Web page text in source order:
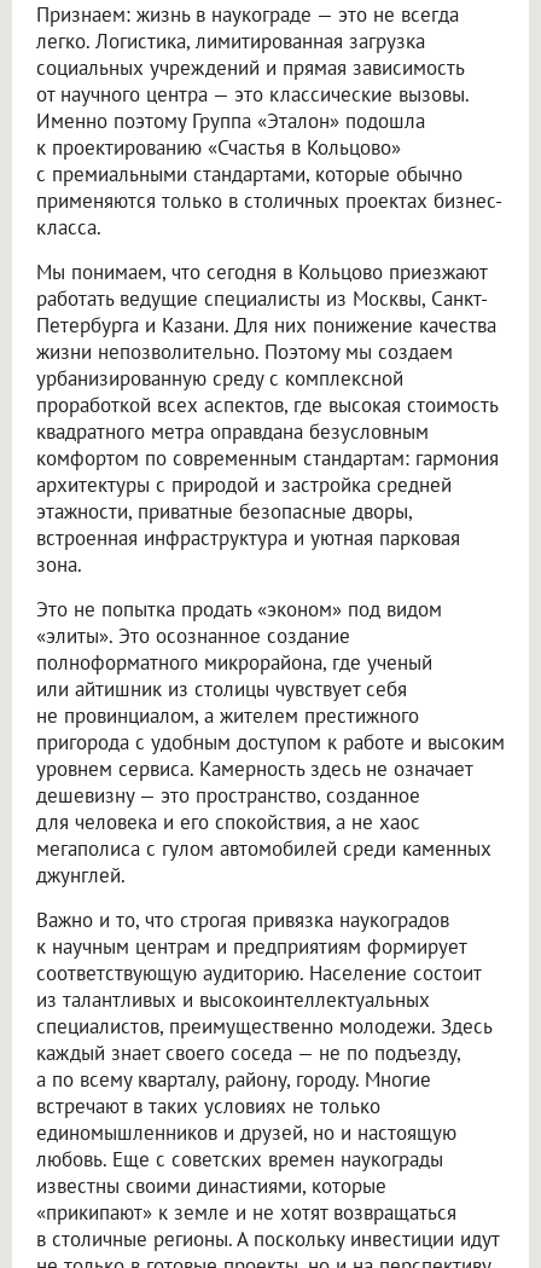
Признаем: жизнь в наукограде — это не всегда
легко. Логистика, лимитированная загрузка
социальных учреждений и прямая зависимость
от научного центра — это классические вызовы.
Именно поэтому Группа «Эталон» подошла
к проектированию «Счастья в Кольцово»
с премиальными стандартами, которые обычно
применяются только в столичных проектах бизнес-
класса.
Мы понимаем, что сегодня в Кольцово приезжают
работать ведущие специалисты из Москвы, Санкт-
Петербурга и Казани. Для них понижение качества
жизни непозволительно. Поэтому мы создаем
урбанизированную среду с комплексной
проработкой всех аспектов, где высокая стоимость
квадратного метра оправдана безусловным
комфортом по современным стандартам: гармония
архитектуры с природой и застройка средней
этажности, приватные безопасные дворы,
встроенная инфраструктура и уютная парковая
зона.
Это не попытка продать «эконом» под видом
«элиты». Это осознанное создание
полноформатного микрорайона, где ученый
или айтишник из столицы чувствует себя
не провинциалом, а жителем престижного
пригорода с удобным доступом к работе и высоким
уровнем сервиса. Камерность здесь не означает
дешевизну — это пространство, созданное
для человека и его спокойствия, а не хаос
мегаполиса с гулом автомобилей среди каменных
джунглей.
Важно и то, что строгая привязка наукоградов
к научным центрам и предприятиям формирует
соответствующую аудиторию. Население состоит
из талантливых и высокоинтеллектуальных
специалистов, преимущественно молодежи. Здесь
каждый знает своего соседа — не по подъезду,
а по всему кварталу, району, городу. Многие
встречают в таких условиях не только
единомышленников и друзей, но и настоящую
любовь. Еще с советских времен наукограды
известны своими династиями, которые
«прикипают» к земле и не хотят возвращаться
в столичные регионы. А поскольку инвестиции идут